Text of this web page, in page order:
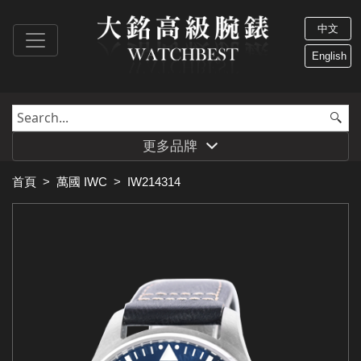
中文
English
更多品牌
首頁 > 萬國 IWC > IW214314